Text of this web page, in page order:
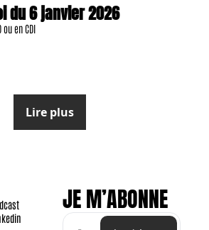
du 6 janvier 2026
en CDI
Lire plus
JE M’ABONNE